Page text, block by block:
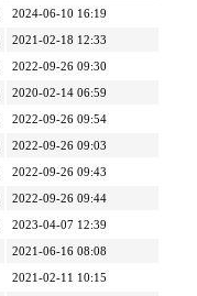
2024-06-10 16:19
2021-02-18 12:33
2022-09-26 09:30
2020-02-14 06:59
2022-09-26 09:54
2022-09-26 09:03
2022-09-26 09:43
2022-09-26 09:44
2023-04-07 12:39
2021-06-16 08:08
2021-02-11 10:15